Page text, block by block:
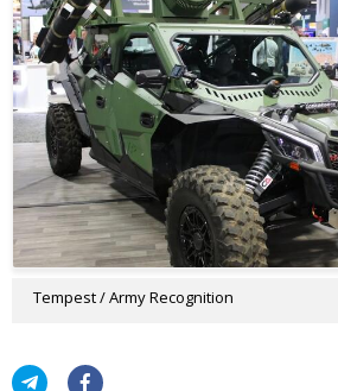
Tempest / Army Recognition